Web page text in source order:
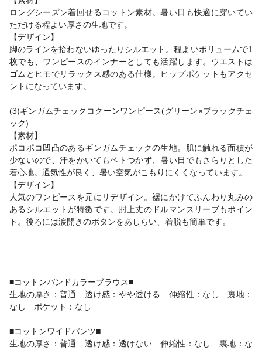
ロングシーズン着回せるコットン素材。暑い日も快適に穿いてい
ただける程よい厚さの生地です。
【デザイン】
脚のラインを拾わないゆったりシルエット。程よいボリュームで1
枚でも、ワンピースのインナーとしても活躍します。ウエストは
ゴムとヒモでリラックス感のある仕様。ヒップポケットもアクセ
ントになっています。
(3)ギンガムチェックコクーンワンピース(グリーン×ブラックチェ
ック)
【素材】
ポコポコ凹凸のあるギンガムチェックの生地。肌に触れる面積が
少ないので、汗をかいてもベトつかず、暑い日でもさらりとした
着心地。通気性が良く、暑い空気がこもりにくくなっています。
【デザイン】
人気のワンピースを元にリデザイン。裾にかけてふんわり丸みの
あるシルエットが特徴です。肘上丈のドルマンスリーブもポイン
ト。後ろには涙開きのボタンをあしらい、着脱も簡単です。
■コットンバンドカラーブラウス■
生地の厚さ：普通 透け感：やや透ける 伸縮性：なし 裏地：
なし ポケット：なし
■コットンワイドパンツ■
生地の厚さ：普通 透け感：透けない 伸縮性：なし 裏地：な